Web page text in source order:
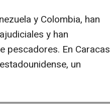
y Colombia, han
y han
pescadores. En Caracas
un